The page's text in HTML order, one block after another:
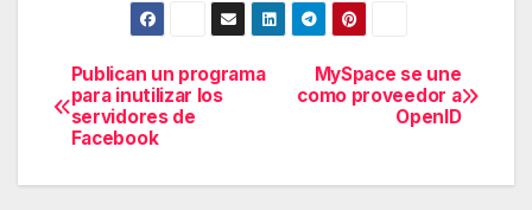
Navegación
de
entradas
MySpace se une
como proveedor a
OpenID
Publican un programa
para inutilizar los
servidores de
Facebook